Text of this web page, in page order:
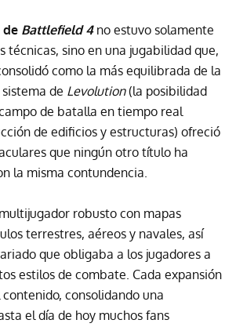
de Battlefield 4no estuvo solamente
técnicas, sino en una jugabilidad que,
como la más equilibrada de la
de Levolution(la posibilidad
de batalla en tiempo real
de edificios y estructuras) ofreció
que ningún otro título ha
la misma contundencia.
robusto con mapas
terrestres, aéreos y navales, así
que obligaba a los jugadores a
estilos de combate. Cada expansión
consolidando una
el día de hoy muchos fans